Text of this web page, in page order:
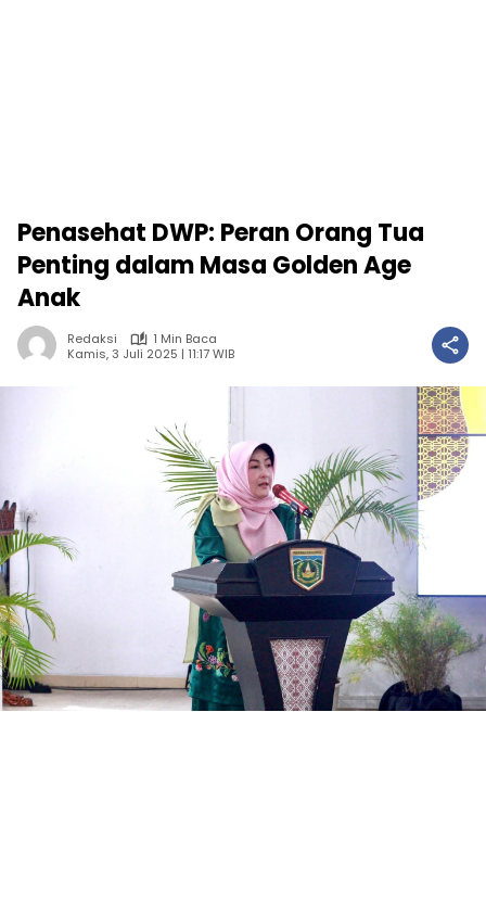
Penasehat DWP: Peran Orang Tua
Penting dalam Masa Golden Age
Anak
Redaksi
1 Min Baca
Kamis, 3 Juli 2025 | 11:17 WIB